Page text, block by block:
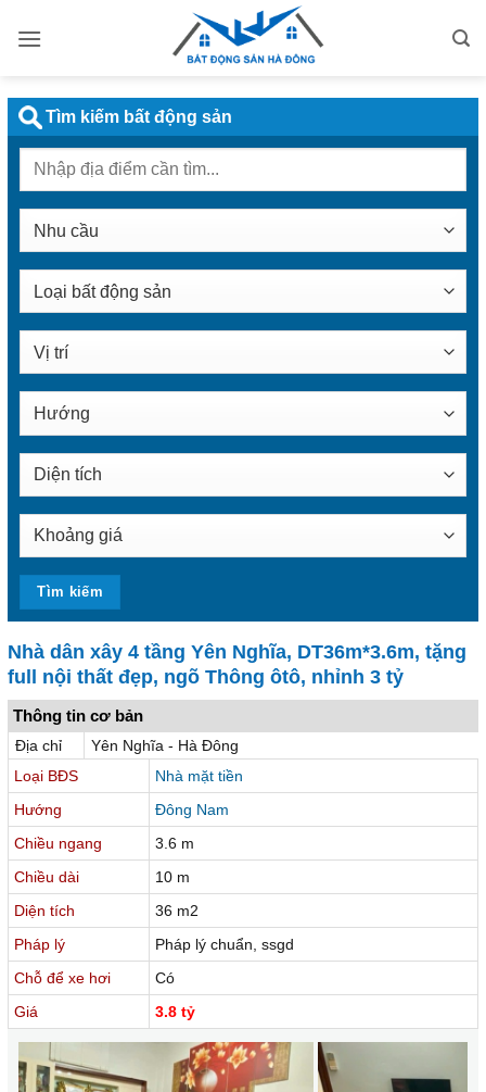
qua
dung
Nhà dân xây 4 tầng Yên Nghĩa, DT36m*3.6m, tặng
full nội thất đẹp, ngõ Thông ôtô, nhỉnh 3 tỷ
Thông tin cơ bản
Địa chỉ
Yên Nghĩa - Hà Đông
Loại BĐS
Nhà mặt tiền
Hướng
Đông Nam
Chiều ngang
3.6 m
Chiều dài
10 m
Diện tích
36 m2
Pháp lý
Pháp lý chuẩn, ssgd
Chỗ để xe hơi
Có
Giá
3.8 tỷ
Tìm kiếm bất động sản